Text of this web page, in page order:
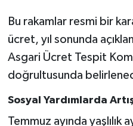
Bu rakamlar resmi bir
ücret, yıl sonunda
Asgari Ücret Tespit
doğrultusunda
Sosyal Yardımlarda
Temmuz ayında yaşlılık